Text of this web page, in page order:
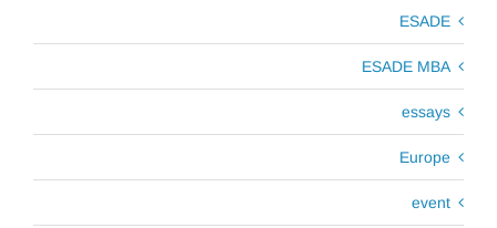
ESADE
ESADE MBA
essays
Europe
event